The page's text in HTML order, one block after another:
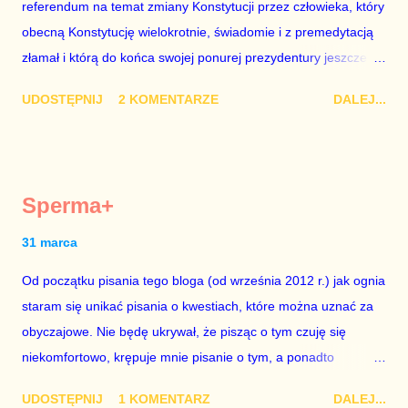
chciało mu przejść przez gardło pochwalenie gospodarczej
sytuacji naszego kraju z lat 2007-2015. Bardzo to małe i
smutne – niegodne premiera polskiego rządu. Generalnie, M...
referendum na temat zmiany Konstytucji przez człowieka, który
obecną Konstytucję wielokrotnie, świadomie i z premedytacją
złamał i którą do końca swojej ponurej prezydentury jeszcze
trwało pół roku, lokal do głosowania znajdował się w
mojej zgody. Prezydent Andrzej Duda zapowiedział, że złoży do
Senatu wniosek o dwudniowe referendum, które miałoby odbyć
nie chce – ani partia rządząca, ani partie opozycyjne. Jeśli w
siedzibie PiS zapadnie decyzja, aby głosować zgodnie z wolą
Dudy, obowiązkiem każdego przyzwoitego człowieka i
szanującego podstawowe reguły demokraty jest takie
UDOSTĘPNIJ 2 KOMENTARZE DALEJ...
Sperma+
31 marca
Od początku pisania tego bloga (od września 2012 r.) jak ognia
staram się unikać pisania o kwestiach, które można uznać za
obyczajowe. Nie będę ukrywał, że pisząc o tym czuję się
niekomfortowo, krępuje mnie pisanie o tym, a ponadto
UDOSTĘPNIJ 1 KOMENTARZ DALEJ...